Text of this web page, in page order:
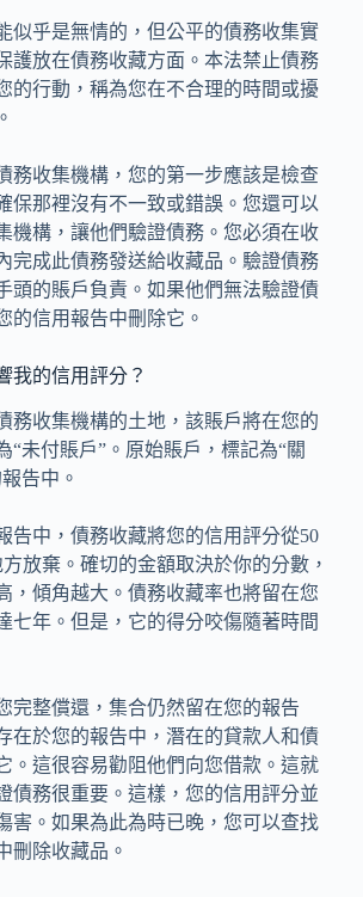
似乎是無情的，但公平的債務收集實
護放在債務收藏方面。本法禁止債務
的行動，稱為您在不合理的時間或擾
務收集機構，您的第一步應該是檢查
保那裡沒有不一致或錯誤。您還可以
機構，讓他們驗證債務。您必須在收
完成此債務發送給收藏品。驗證債務
頭的賬戶負責。如果他們無法驗證債
的信用報告中刪除它。
我的信用評分？
務收集機構的土地，該賬戶將在您的
“未付賬戶”。原始賬戶，標記為“關
告中。
告中，債務收藏將您的信用評分從50
放棄。確切的金額取決於你的分數，
，傾角越大。債務收藏率也將留在您
七年。但是，它的得分咬傷隨著時間
完整償還，集合仍然留在您的報告
在於您的報告中，潛在的貸款人和債
。這很容易勸阻他們向您借款。這就
債務很重要。這樣，您的信用評分並
害。如果為此為時已晚，您可以查找
刪除收藏品。